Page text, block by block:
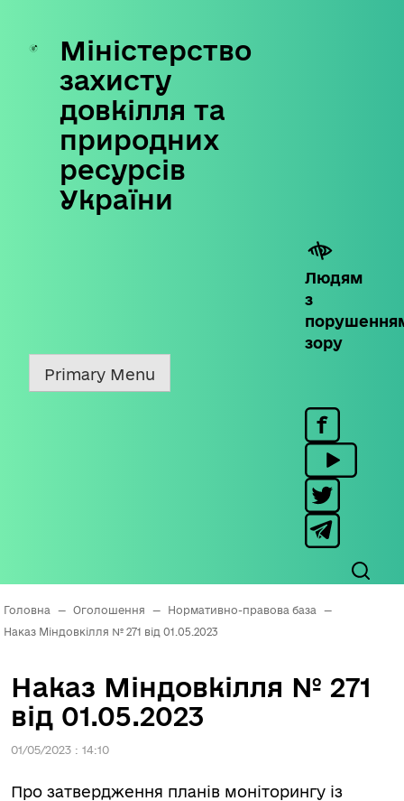
Skip
content
Міністерство
захисту
довкілля та
природних
ресурсів
України
Людям
з
зору
Primary Menu
Головна — Оголошення — Нормативно-правова база
—
Наказ Міндовкілля № 271 від 01.05.2023
Наказ Міндовкілля № 271
від 01.05.2023
01/05/2023 : 14:10
Про затвердження планів моніторингу із